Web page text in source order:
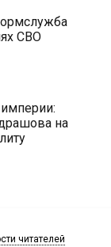
СВО
на
читателей